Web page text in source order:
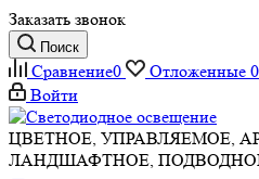
Заказать звонок
Поиск
Сравнение0 Отложенные 0
Войти
ЦВЕТНОЕ, УПРАВЛЯЕМОЕ,
ЛАНДШАФТНОЕ,